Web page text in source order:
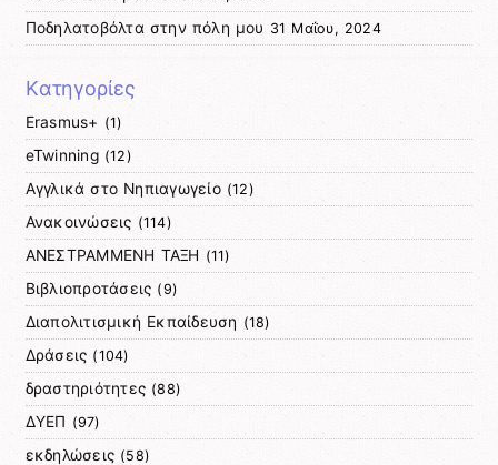
Ποδηλατοβόλτα στην πόλη μου 31 Μαΐου, 2024
Kατηγορίες
Erasmus+ (1)
eTwinning(12)
Αγγλικά στο Νηπιαγωγείο(12)
Ανακοινώσεις (114)
ΑΝΕΣΤΡΑΜΜΕΝΗ ΤΑΞΗ (11)
Βιβλιοπροτάσεις (9)
Διαπολιτισμική Εκπαίδευση (18)
Δράσεις (104)
δραστηριότητες (88)
ΔΥΕΠ (97)
εκδηλώσεις (58)